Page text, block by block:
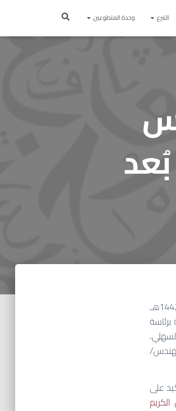
التبرع وحدة المتطوعين
عقدت جمعية فرقان لتحفيظ القرآن الكريم بمحافظة الطائف مساء يوم الإثنين الموافق 18 صفر 1442هـ
على